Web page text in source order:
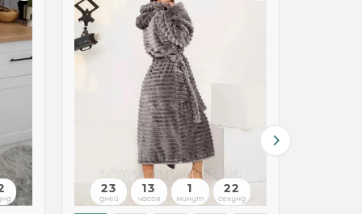
23
дней
13
часов
1
минут
21
секунд